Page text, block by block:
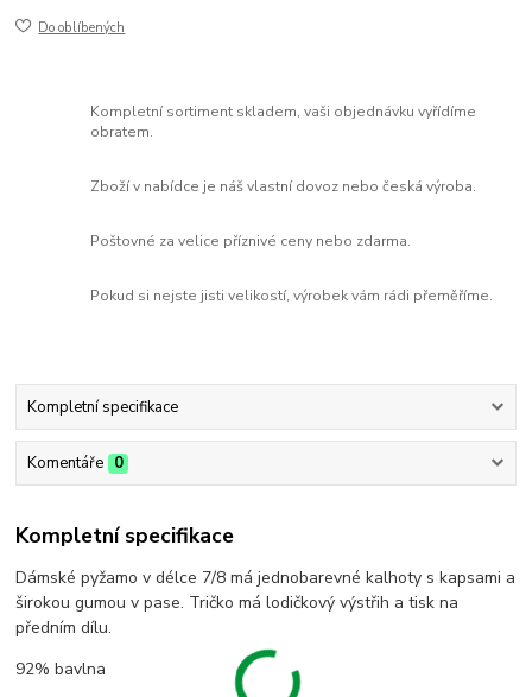
Do oblíbených
Kompletní sortiment skladem, vaši objednávku vyřídíme
obratem.
Zboží v nabídce je náš vlastní dovoz nebo česká výroba.
Poštovné za velice příznivé ceny nebo zdarma.
Pokud si nejste jisti velikostí, výrobek vám rádi přeměříme.
Kompletní specifikace
Komentáře 0
Kompletní specifikace
Dámské pyžamo v délce 7/8 má jednobarevné kalhoty s kapsami a
širokou gumou v pase. Tričko má lodičkový výstřih a tisk na
předním dílu.
92% bavlna